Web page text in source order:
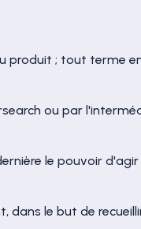
produit ; tout terme
ou par
le pouvoir
dans le but de